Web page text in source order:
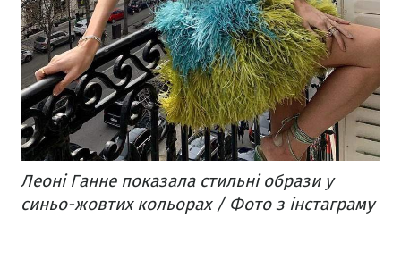
Леоні Ганне показала стильні образи у
синьо-жовтих кольорах / Фото з інстаграму